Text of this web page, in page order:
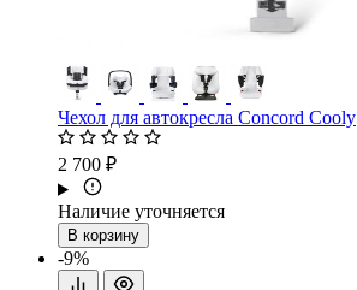
Чехол для автокресла Concord Cooly
2 700 ₽
Наличие уточняется
В корзину
-9%